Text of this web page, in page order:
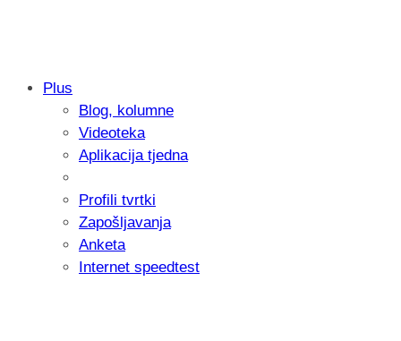
Samsung otkrio kako je nastajala
donijelo tanje i izdržljivije preklopne
Plus
Blog, kolumne
Videoteka
Aplikacija tjedna
Profili tvrtki
Zapošljavanja
Anketa
Internet speedtest